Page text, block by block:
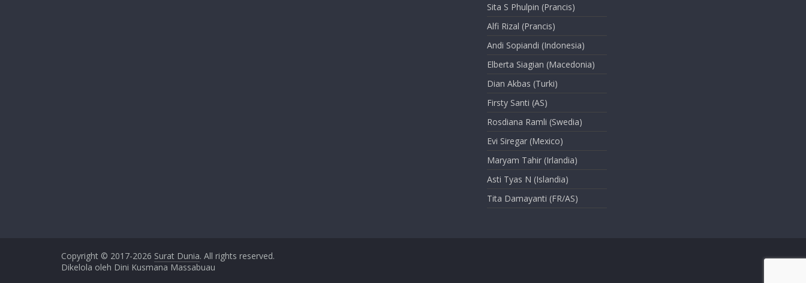
Sita S Phulpin (Prancis)
Alfi Rizal (Prancis)
Andi Sopiandi (Indonesia)
Elberta Siagian (Macedonia)
Dian Akbas (Turki)
Firsty Santi (AS)
Rosdiana Ramli (Swedia)
Evi Siregar (Mexico)
Maryam Tahir (Irlandia)
Asti Tyas N (Islandia)
Tita Damayanti (FR/AS)
Copyright © 2017-2026 Surat Dunia. All rights reserved.
Dikelola oleh Dini Kusmana Massabuau